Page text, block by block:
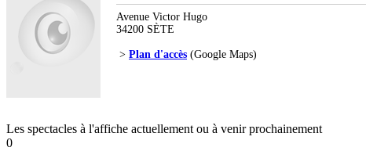
Avenue Victor Hugo
34200 SÈTE
> Plan d'accès (Google Maps)
Les spectacles à l'affiche actuellement ou à venir prochainement
0